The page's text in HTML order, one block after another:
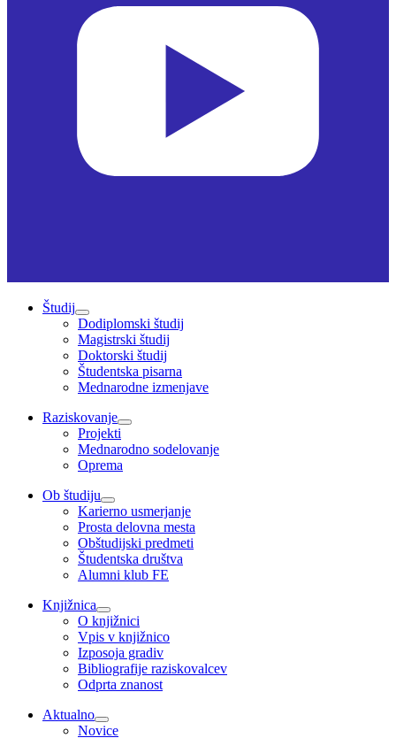
Študij
Dodiplomski študij
Magistrski študij
Doktorski študij
Študentska pisarna
Mednarodne izmenjave
Raziskovanje
Projekti
Mednarodno sodelovanje
Oprema
Ob študiju
Karierno usmerjanje
Prosta delovna mesta
Obštudijski predmeti
Študentska društva
Alumni klub FE
Knjižnica
O knjižnici
Vpis v knjižnico
Izposoja gradiv
Bibliografije raziskovalcev
Odprta znanost
Aktualno
Novice